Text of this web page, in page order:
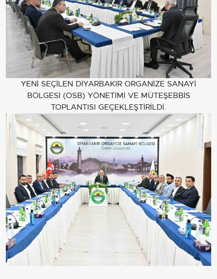
YENİ SEÇİLEN DİYARBAKIR ORGANİZE SANAYİ
BÖLGESİ (OSB) YÖNETİMİ VE MÜTEŞEBBİS
TOPLANTISI GEÇEKLEŞTİRİLDİ.